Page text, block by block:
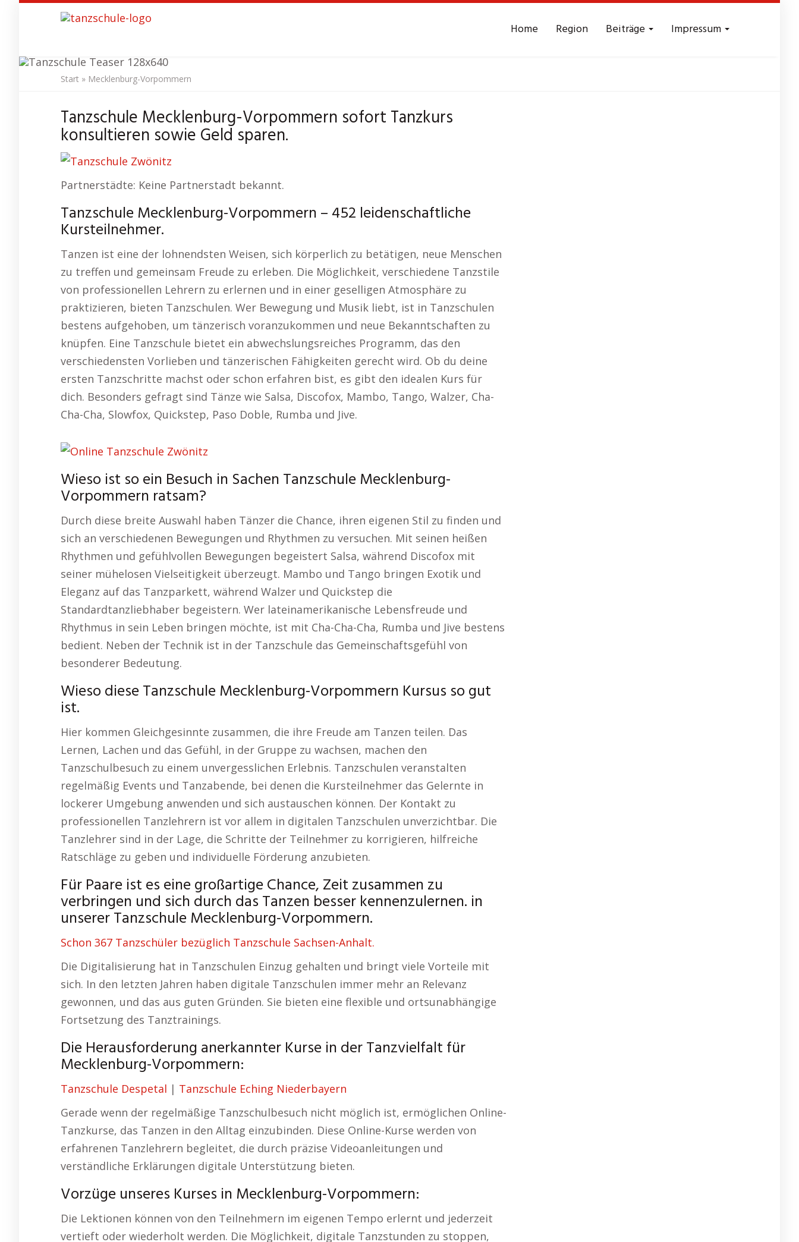
content
Home Region Beiträge Impressum
Tanzschule Mecklenburg-Vorpommern
Start » Mecklenburg-Vorpommern
Tanzschule Mecklenburg-Vorpommern sofort Tanzkurs
konsultieren sowie Geld sparen.
Partnerstädte: Keine Partnerstadt bekannt.
Tanzschule Mecklenburg-Vorpommern – 452 leidenschaftliche
Kursteilnehmer.
Tanzen ist eine der lohnendsten Weisen, sich körperlich zu betätigen, neue Menschen
zu treffen und gemeinsam Freude zu erleben. Die Möglichkeit, verschiedene Tanzstile
von professionellen Lehrern zu erlernen und in einer geselligen Atmosphäre zu
praktizieren, bieten Tanzschulen. Wer Bewegung und Musik liebt, ist in Tanzschulen
bestens aufgehoben, um tänzerisch voranzukommen und neue Bekanntschaften zu
knüpfen. Eine Tanzschule bietet ein abwechslungsreiches Programm, das den
verschiedensten Vorlieben und tänzerischen Fähigkeiten gerecht wird. Ob du deine
ersten Tanzschritte machst oder schon erfahren bist, es gibt den idealen Kurs für
dich. Besonders gefragt sind Tänze wie Salsa, Discofox, Mambo, Tango, Walzer, Cha-
Cha-Cha, Slowfox, Quickstep, Paso Doble, Rumba und Jive.
Wieso ist so ein Besuch in Sachen Tanzschule Mecklenburg-
Vorpommern ratsam?
Durch diese breite Auswahl haben Tänzer die Chance, ihren eigenen Stil zu finden und
sich an verschiedenen Bewegungen und Rhythmen zu versuchen. Mit seinen heißen
Rhythmen und gefühlvollen Bewegungen begeistert Salsa, während Discofox mit
seiner mühelosen Vielseitigkeit überzeugt. Mambo und Tango bringen Exotik und
Eleganz auf das Tanzparkett, während Walzer und Quickstep die
Standardtanzliebhaber begeistern. Wer lateinamerikanische Lebensfreude und
Rhythmus in sein Leben bringen möchte, ist mit Cha-Cha-Cha, Rumba und Jive bestens
bedient. Neben der Technik ist in der Tanzschule das Gemeinschaftsgefühl von
besonderer Bedeutung.
Wieso diese Tanzschule Mecklenburg-Vorpommern Kursus so gut
ist.
Hier kommen Gleichgesinnte zusammen, die ihre Freude am Tanzen teilen. Das
Lernen, Lachen und das Gefühl, in der Gruppe zu wachsen, machen den
Tanzschulbesuch zu einem unvergesslichen Erlebnis. Tanzschulen veranstalten
regelmäßig Events und Tanzabende, bei denen die Kursteilnehmer das Gelernte in
lockerer Umgebung anwenden und sich austauschen können. Der Kontakt zu
professionellen Tanzlehrern ist vor allem in digitalen Tanzschulen unverzichtbar. Die
Tanzlehrer sind in der Lage, die Schritte der Teilnehmer zu korrigieren, hilfreiche
Ratschläge zu geben und individuelle Förderung anzubieten.
Für Paare ist es eine großartige Chance, Zeit zusammen zu
verbringen und sich durch das Tanzen besser kennenzulernen. in
unserer Tanzschule Mecklenburg-Vorpommern.
Schon 367 Tanzschüler bezüglich Tanzschule Sachsen-Anhalt.
Die Digitalisierung hat in Tanzschulen Einzug gehalten und bringt viele Vorteile mit
sich. In den letzten Jahren haben digitale Tanzschulen immer mehr an Relevanz
gewonnen, und das aus guten Gründen. Sie bieten eine flexible und ortsunabhängige
Fortsetzung des Tanztrainings.
Die Herausforderung anerkannter Kurse in der Tanzvielfalt für
Mecklenburg-Vorpommern:
Tanzschule Despetal | Tanzschule Eching Niederbayern
Gerade wenn der regelmäßige Tanzschulbesuch nicht möglich ist, ermöglichen Online-
Tanzkurse, das Tanzen in den Alltag einzubinden. Diese Online-Kurse werden von
erfahrenen Tanzlehrern begleitet, die durch präzise Videoanleitungen und
verständliche Erklärungen digitale Unterstützung bieten.
Vorzüge unseres Kurses in Mecklenburg-Vorpommern:
Die Lektionen können von den Teilnehmern im eigenen Tempo erlernt und jederzeit
vertieft oder wiederholt werden. Die Möglichkeit, digitale Tanzstunden zu stoppen,